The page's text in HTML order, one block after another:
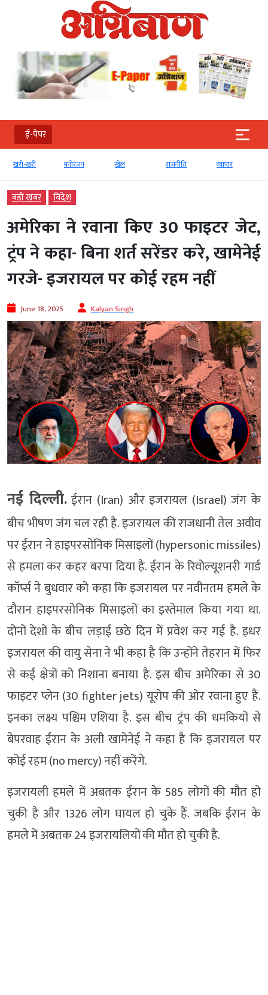
ई-पेपर
मनोरंजन खेल राजनीति व्‍यापार टेक्‍नोलॉजी
बड़ी खबर विदेश
अमेरिका ने रवाना किए 30 फाइटर जेट,
ट्रंप ने कहा- बिना शर्त सरेंडर करे, खामेनेई
गरजे- इजरायल पर कोई रहम नहीं
June 18, 2025 Kalyan Singh
नई दिल्ली.ईरान (Iran) और इजरायल (Israel) जंग के
बीच भीषण जंग चल रही है. इजरायल की राजधानी तेल अवीव
पर ईरान ने हाइपरसोनिक मिसाइलों (hypersonic missiles)
से हमला कर कहर बरपा दिया है. ईरान के रिवोल्यूशनरी गार्ड
कॉर्प्स ने बुधवार को कहा कि इजरायल पर नवीनतम हमले के
दौरान हाइपरसोनिक मिसाइलों का इस्तेमाल किया गया था.
दोनों देशों के बीच लड़ाई छठे दिन में प्रवेश कर गई है. इधर
इजरायल की वायु सेना ने भी कहा है कि उन्होंने तेहरान में फिर
से कई क्षेत्रों को निशाना बनाया है. इस बीच अमेरिका से 30
फाइटर प्लेन (30 fighter jets) यूरोप की ओर रवाना हुए हैं.
इनका लक्ष्य पश्चिम एशिया है. इस बीच ट्रंप की धमकियों से
बेपरवाह ईरान के अली खामेनेई ने कहा है कि इजरायल पर
कोई रहम (no mercy) नहीं करेंगे.
इजरायली हमले में अबतक ईरान के 585 लोगों की मौत हो
चुकी है और 1326 लोग घायल हो चुके हैं. जबकि ईरान के
हमले में अबतक 24 इजरायलियों की मौत हो चुकी है.